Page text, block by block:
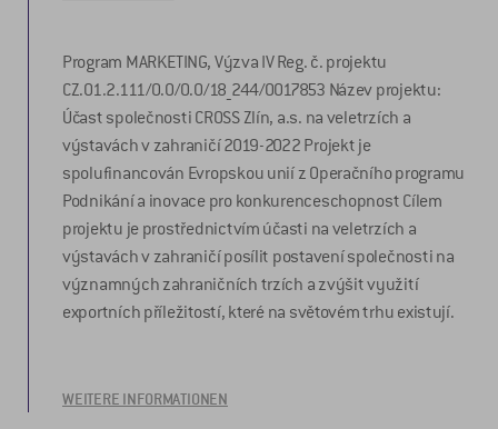
Program MARKETING, Výzva IV Reg. č. projektu
CZ.01.2.111/0.0/0.0/18_244/0017853 Název projektu:
Účast společnosti CROSS Zlín, a.s. na veletrzích a
výstavách v zahraničí 2019-2022 Projekt je
spolufinancován Evropskou unií z Operačního programu
Podnikání a inovace pro konkurenceschopnost Cílem
projektu je prostřednictvím účasti na veletrzích a
výstavách v zahraničí posílit postavení společnosti na
významných zahraničních trzích a zvýšit využití
exportních příležitostí, které na světovém trhu existují.
WEITERE INFORMATIONEN